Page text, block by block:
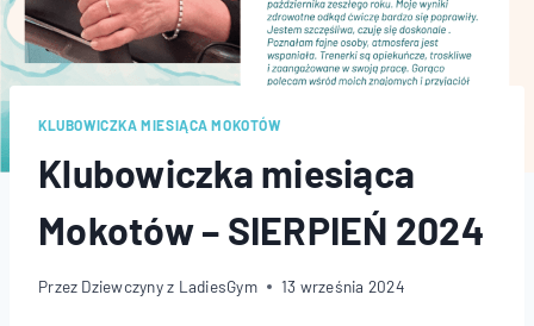
KLUBOWICZKA MIESIĄCA MOKOTÓW
Klubowiczka miesiąca
Mokotów – SIERPIEŃ 2024
Przez Dziewczyny z LadiesGym 13 września 2024